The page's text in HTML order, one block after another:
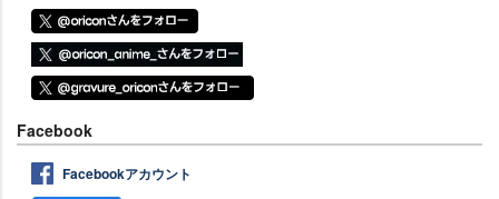
Facebook
Facebookアカウント